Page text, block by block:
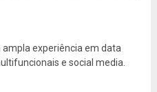
experiência em data
e social media.